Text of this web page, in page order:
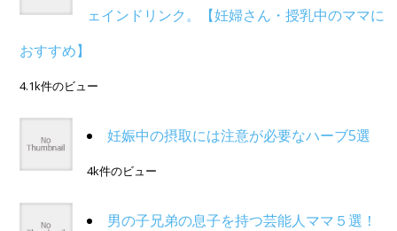
ェインドリンク。【妊婦さん・授乳中のママに
おすすめ】
4.1k件のビュー
妊娠中の摂取には注意が必要なハーブ5選
4k件のビュー
男の子兄弟の息子を持つ芸能人ママ５選！